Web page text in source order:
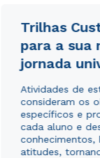
Trilhas
para a sua
jornada
Atividades de
consideram os
específicos e
cada aluno e
conhecimentos,
atitudes,